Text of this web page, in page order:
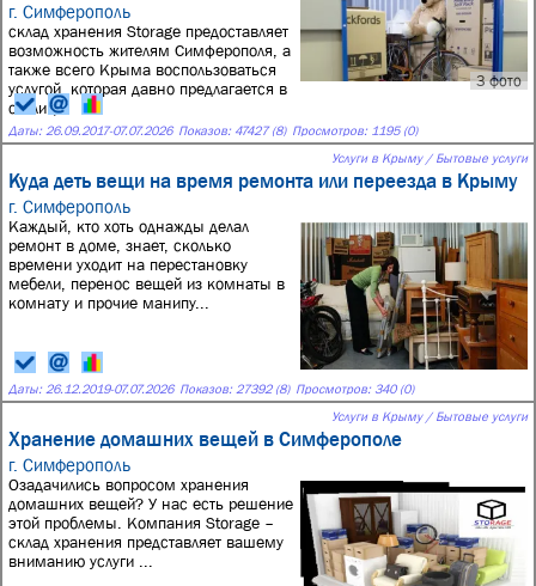
г. Симферополь
3 фото
склад хранения Storage предоставляет
возможность жителям Симферополя, а
также всего Крыма воспользоваться
услугой, которая давно предлагается в
столиц...
Даты: 26.09.2017-07.07.2026 Показов: 47427 (8) Просмотров: 1195 (0)
Услуги в Крыму / Бытовые услуги
Куда деть вещи на время ремонта или переезда в Крыму
г. Симферополь
Каждый, кто хоть однажды делал
ремонт в доме, знает, сколько
времени уходит на перестановку
мебели, перенос вещей из комнаты в
комнату и прочие манипу...
Даты: 26.12.2019-07.07.2026 Показов: 27392 (8) Просмотров: 340 (0)
Услуги в Крыму / Бытовые услуги
Хранение домашних вещей в Симферополе
г. Симферополь
Озадачились вопросом хранения
домашних вещей? У нас есть решение
этой проблемы. Компания Storage –
склад хранения представляет вашему
вниманию услуги ...